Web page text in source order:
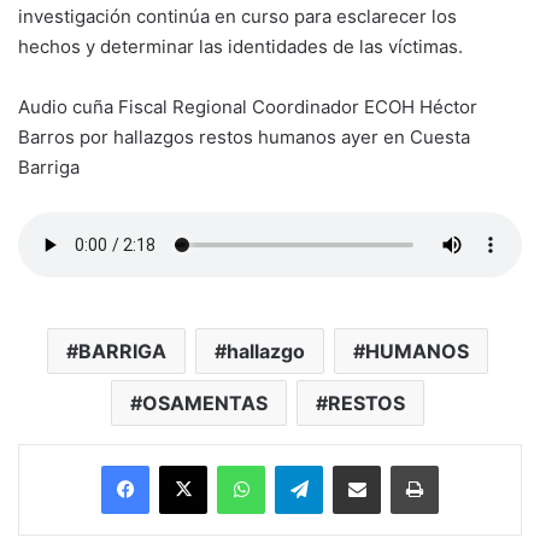
investigación continúa en curso para esclarecer los
hechos y determinar las identidades de las víctimas.
Audio cuña Fiscal Regional Coordinador ECOH Héctor
Barros por hallazgos restos humanos ayer en Cuesta
Barriga
BARRIGA hallazgo HUMANOS
OSAMENTAS RESTOS
Facebook
X WhatsAppTelegramEnviar vía email Imprimir